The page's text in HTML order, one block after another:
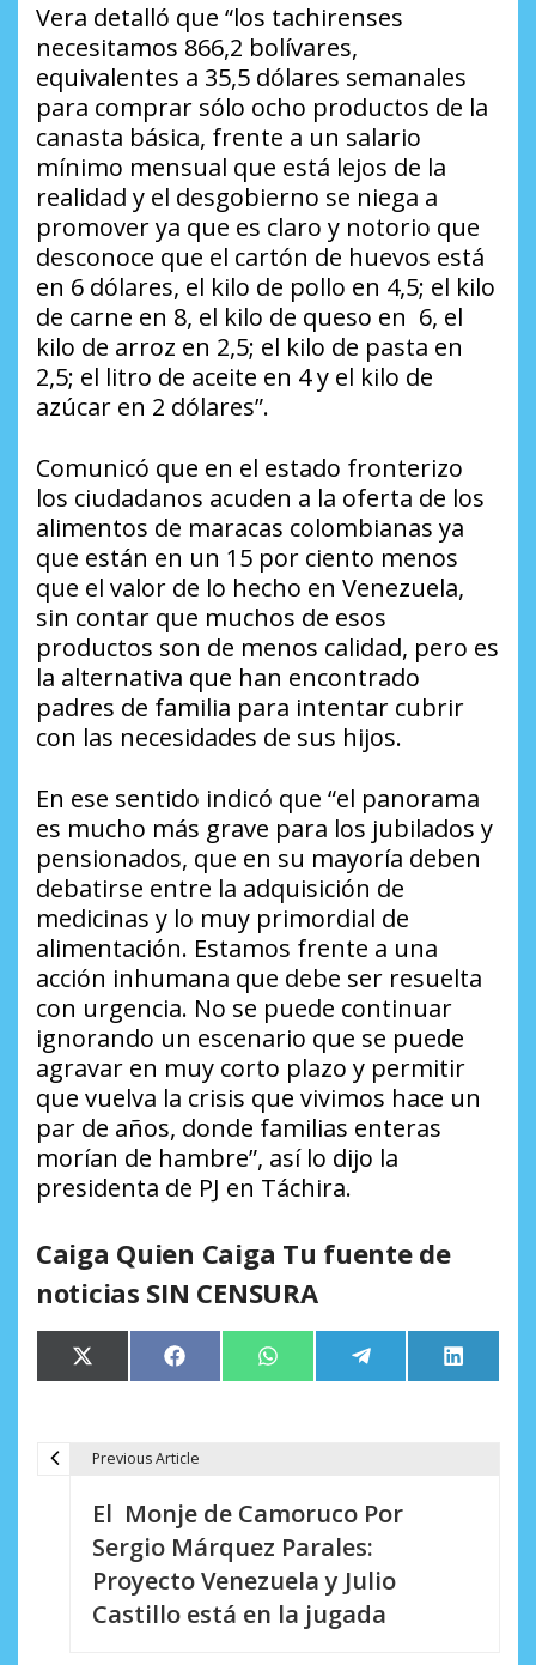
Vera detalló que “los tachirenses
necesitamos 866,2 bolívares,
equivalentes a 35,5 dólares semanales
para comprar sólo ocho productos de la
canasta básica, frente a un salario
mínimo mensual que está lejos de la
realidad y el desgobierno se niega a
promover ya que es claro y notorio que
desconoce que el cartón de huevos está
en 6 dólares, el kilo de pollo en 4,5; el kilo
de carne en 8, el kilo de queso en 6, el
kilo de arroz en 2,5; el kilo de pasta en
2,5; el litro de aceite en 4 y el kilo de
azúcar en 2 dólares”.
Comunicó que en el estado fronterizo
los ciudadanos acuden a la oferta de los
alimentos de maracas colombianas ya
que están en un 15 por ciento menos
que el valor de lo hecho en Venezuela,
sin contar que muchos de esos
productos son de menos calidad, pero es
la alternativa que han encontrado
padres de familia para intentar cubrir
con las necesidades de sus hijos.
En ese sentido indicó que “el panorama
es mucho más grave para los jubilados y
pensionados, que en su mayoría deben
debatirse entre la adquisición de
medicinas y lo muy primordial de
alimentación. Estamos frente a una
acción inhumana que debe ser resuelta
con urgencia. No se puede continuar
ignorando un escenario que se puede
agravar en muy corto plazo y permitir
que vuelva la crisis que vivimos hace un
par de años, donde familias enteras
morían de hambre”, así lo dijo la
presidenta de PJ en Táchira.
Caiga Quien Caiga Tu fuente de
noticias SIN CENSURA
Compartir
en
X
(Twitter)
Compartir
en
Facebook Compartir
en
WhatsApp Compartir
en
Telegram
en
LinkedIn
Previous Article
El Monje de Camoruco Por
Sergio Márquez Parales:
Proyecto Venezuela y Julio
Castillo está en la jugada